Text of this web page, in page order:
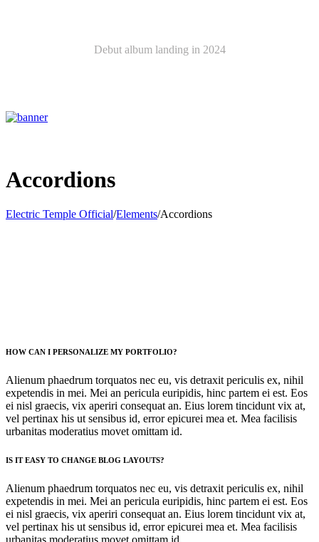
Debut album landing in 2024
Accordions
Electric Temple Official/Elements/Accordions
HOW CAN I PERSONALIZE MY PORTFOLIO?
Alienum phaedrum torquatos nec eu, vis detraxit periculis ex, nihil
expetendis in mei. Mei an pericula euripidis, hinc partem ei est. Eos
ei nisl graecis, vix aperiri consequat an. Eius lorem tincidunt vix at,
vel pertinax his ut sensibus id, error epicurei mea et. Mea facilisis
urbanitas moderatius movet omittam id.
IS IT EASY TO CHANGE BLOG LAYOUTS?
Alienum phaedrum torquatos nec eu, vis detraxit periculis ex, nihil
expetendis in mei. Mei an pericula euripidis, hinc partem ei est. Eos
ei nisl graecis, vix aperiri consequat an. Eius lorem tincidunt vix at,
vel pertinax his ut sensibus id, error epicurei mea et. Mea facilisis
urbanitas moderatius movet omittam id.